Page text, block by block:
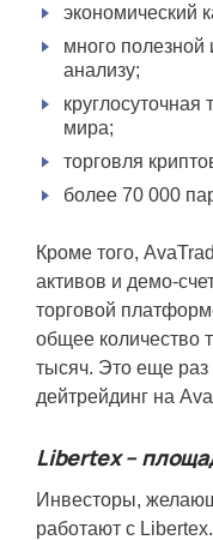
экономический
много
анализу;
мира;
торговля
более 70 000
Кроме того,
активов и демо-
торговой
общее количество
тысяч. Это еще раз
дейтрейдинг на
Libertex –
Инвесторы,
работают с Libertex.